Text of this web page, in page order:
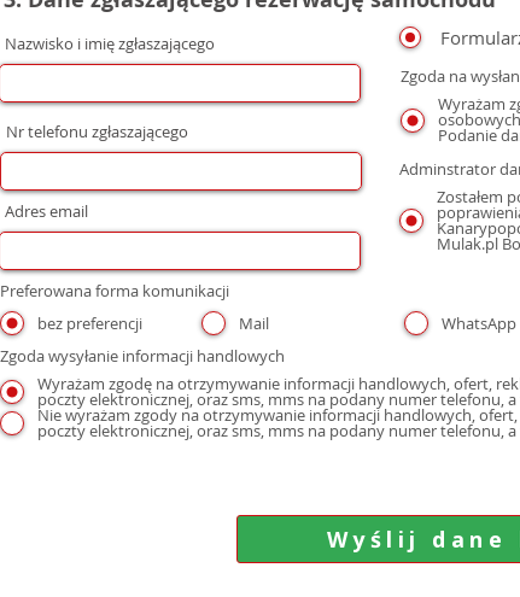
Nr telefonu zgłaszającego
Zgoda na
Wyrażam
Podanie
Adminstrator
Zostałem
Mulak.pl
Nazwisko i imię zgłaszającego
Adres email
Preferowana forma komunikacji
bez preferencji
Mail WhatsApp
Zgoda wysyłanie informacji handlowych
Wyrażam zgodę na otrzymywanie informacji handlowych, ofert,
Nie wyrażam zgody na otrzymywanie informacji handlowych,
poczty elektronicznej, oraz sms, mms na podany numer telefonu,
Wyślij dane